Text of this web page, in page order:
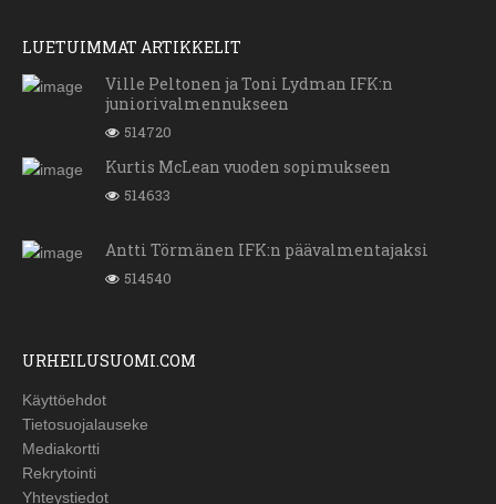
LUETUIMMAT ARTIKKELIT
Ville Peltonen ja Toni Lydman IFK:n
juniorivalmennukseen
514720
Kurtis McLean vuoden sopimukseen
514633
Antti Törmänen IFK:n päävalmentajaksi
514540
URHEILUSUOMI.COM
Käyttöehdot
Tietosuojalauseke
Mediakortti
Rekrytointi
Yhteystiedot